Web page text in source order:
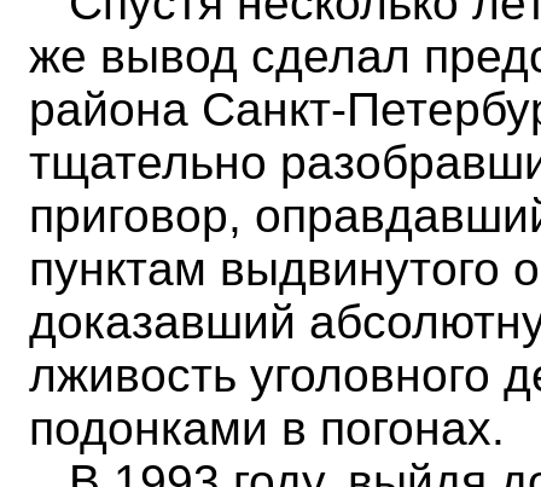
же вывод сделал
района Санкт-
тщательно
приговор,
пунктам выдвинутого
доказавший
лживость уголовного
подонками в погонах.